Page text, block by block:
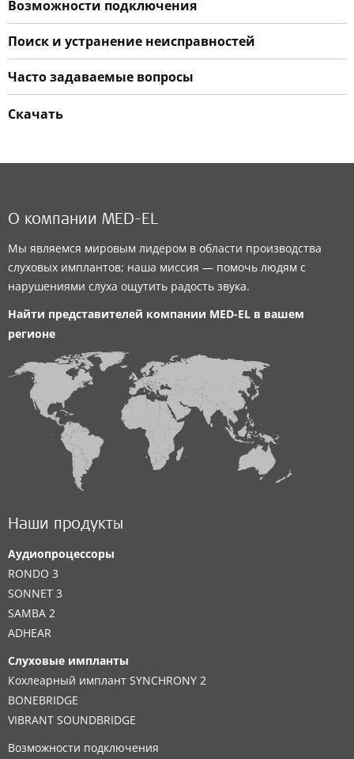
Возможности подключения
Поиск и устранение неисправностей
Часто задаваемые вопросы
Скачать
О компании MED-EL
Мы являемся мировым лидером в области производства
слуховых имплантов; наша миссия — помочь людям с
нарушениями слуха ощутить радость звука.
Найти представителей компании MED-EL в вашем
регионе
Наши продукты
Аудиопроцессоры
RONDO 3
SONNET 3
SAMBA 2
ADHEAR
Слуховые импланты
Кохлеарный имплант SYNCHRONY 2
BONEBRIDGE
VIBRANT SOUNDBRIDGE
Возможности подключения